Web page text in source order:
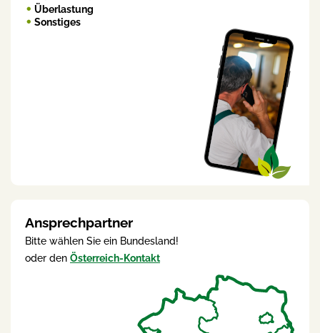
Überlastung
Sonstiges
Ansprechpartner
Bitte wählen Sie ein Bundesland!
oder den Österreich-Kontakt